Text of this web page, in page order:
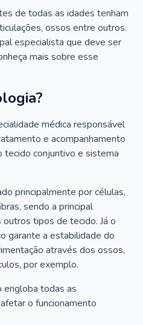
de todas as idades tenham
ossos entre outros.
especialista que deve ser
mais sobre esse
médica responsável
e acompanhamento
tecido conjuntivo e sistema
principalmente por células,
sendo a principal
tipos de tecido. Já o
garante a estabilidade do
através dos ossos,
por exemplo.
engloba todas as
o funcionamento